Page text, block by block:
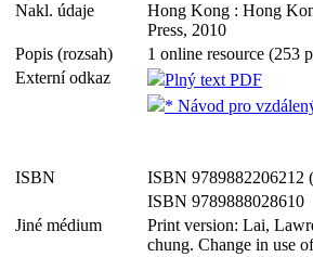
Nakl. údaje
Hong Kong : Hong
Press, 2010
Popis (rozsah)
1 online resource (253
Externí odkaz
Plný text PDF
* Návod pro
ISBN
ISBN 9789882206212
ISBN 9789888028610
Jiné médium
Print version: Lai,
chung. Change in use